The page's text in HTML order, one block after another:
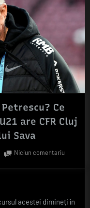
Ce
are CFR Cluj
Sava
Niciun comentariula
acestei dimineți în